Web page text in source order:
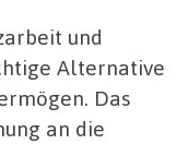
und
Alternative
Das
an die